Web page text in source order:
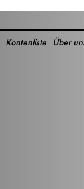
Über
Kontenliste